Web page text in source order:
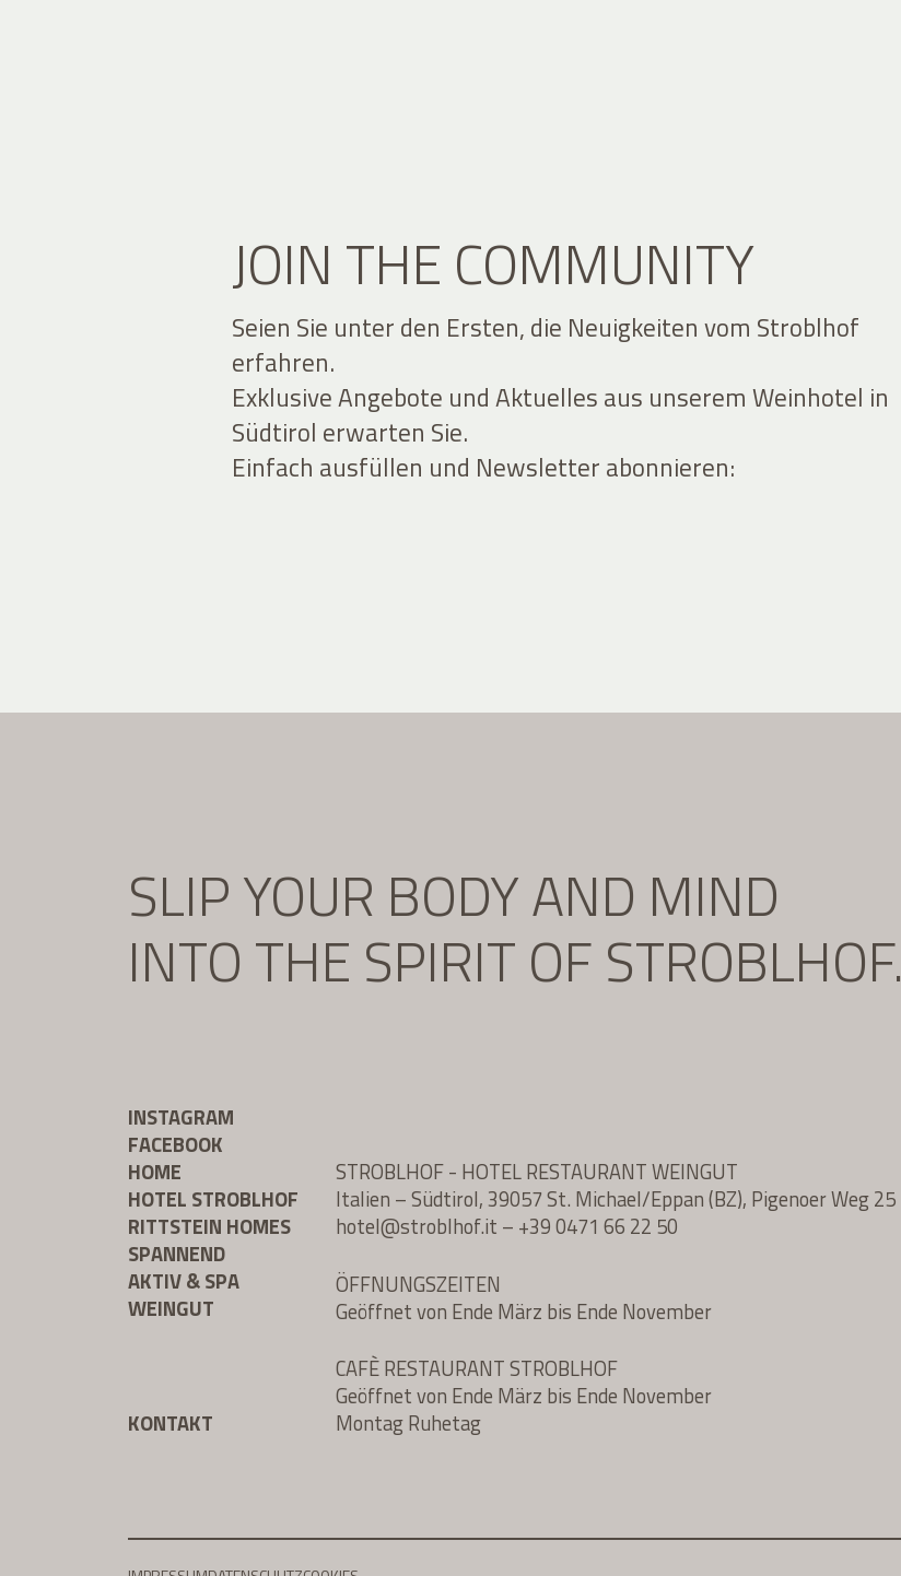
JOIN THE COMMUNITY
Seien Sie unter den Ersten, die Neuigkeiten vom Stroblhof
erfahren.
Exklusive Angebote und Aktuelles aus unserem Weinhotel in
Südtirol erwarten Sie.
Einfach ausfüllen und Newsletter abonnieren:
SLIP YOUR BODY AND MIND
INTO THE SPIRIT OF STROBLHOF.
INSTAGRAM
FACEBOOK
HOME
HOTEL STROBLHOF
RITTSTEIN HOMES
SPANNEND
AKTIV & SPA
WEINGUT
KONTAKT
STROBLHOF - HOTEL RESTAURANT WEINGUT
Italien – Südtirol, 39057 St. Michael/Eppan (BZ), Pigenoer Weg 25
hotel@stroblhof.it – +39 0471 66 22 50
ÖFFNUNGSZEITEN
Geöffnet von Ende März bis Ende November
CAFÈ RESTAURANT STROBLHOF
Geöffnet von Ende März bis Ende November
Montag Ruhetag